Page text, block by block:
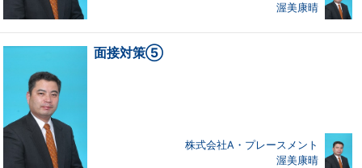
渥美康晴
面接対策⑤
株式会社A・プレースメント
渥美康晴